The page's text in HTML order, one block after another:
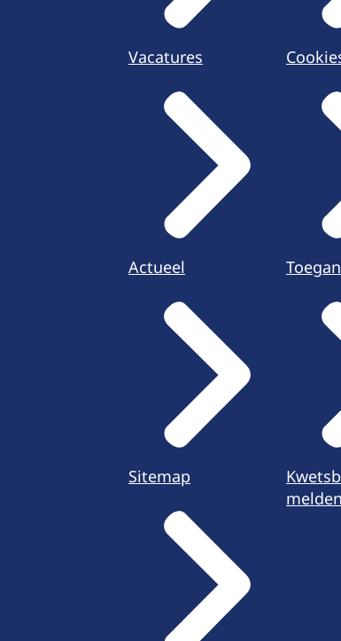
Vacatures
Actueel
Sitemap